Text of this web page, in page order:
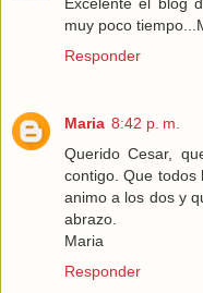
Excelente el blog
muy poco
Responder
Maria 8:42 p. m.
Querido Cesar,
contigo. Que todos
animo a los dos y
abrazo.
Maria
Responder